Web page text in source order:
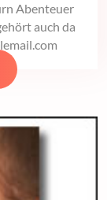
Abenteuer
auch da